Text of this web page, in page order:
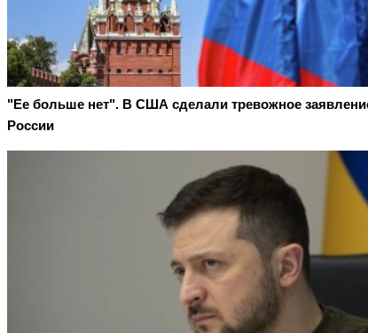
"Ее больше нет". В США сделали тревожное
России